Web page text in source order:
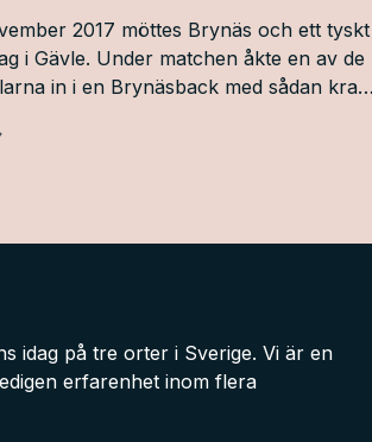
2017 möttes Brynäs och ett tyskt
i Gävle. Under matchen åkte en av de
in i en Brynäsback med sådan kraft
fick.
idag på tre orter i Sverige. Vi är en
erfarenhet inom flera